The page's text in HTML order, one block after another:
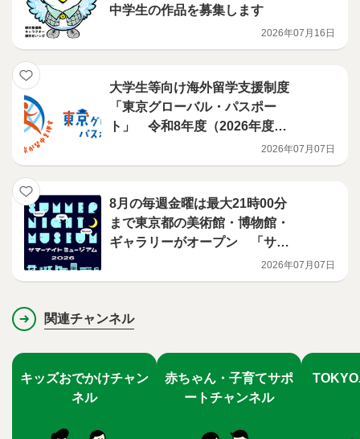
中学生の作品を募集します
2026年07月16日
大学生等向け海外留学支援制度
「東京グローバル・パスポー
ト」 令和8年度（2026年度）
短期コース（夏留学）及び中長
期コース選考結果
2026年07月07日
8月の毎週金曜は最大21時00分
まで東京都の美術館・博物館・
ギャラリーがオープン 「サマ
ーナイトミュージアム」を今年
も開催！
2026年07月07日
関連チャンネル